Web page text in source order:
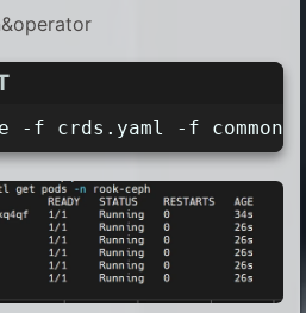
-f crds.yaml -f